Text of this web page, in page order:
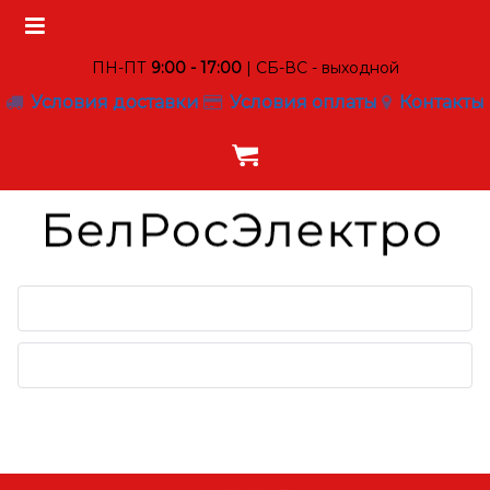
ПН-ПТ 9:00 - 17:00| СБ-ВС - выходной
Условия доставки Условия оплаты Контакты